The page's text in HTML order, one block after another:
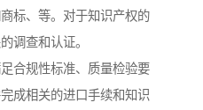
标、等。对于知识产权的
调查和认证。
合规性标准、质量检验要
成相关的进口手续和知识